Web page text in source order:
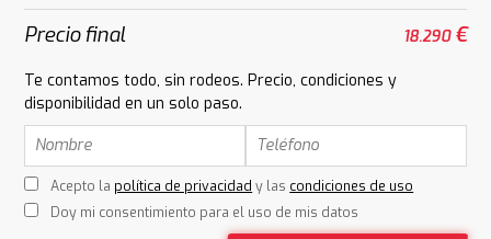
Precio final 18.290€
Te contamos todo, sin rodeos. Precio, condiciones y
disponibilidad en un solo paso.
Acepto la política de privacidad y las condiciones de uso
Doy mi consentimiento para el uso de mis datos